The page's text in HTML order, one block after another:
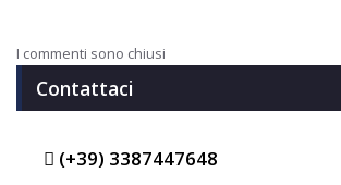
I commenti sono chiusi
Contattaci
(+39) 3387447648